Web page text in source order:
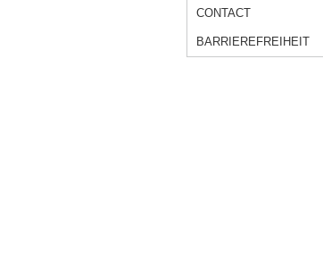
CONTACT
BARRIEREFREIHEIT